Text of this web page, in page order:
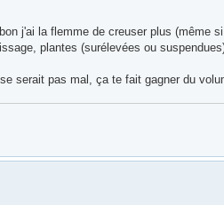
j'ai la flemme de creuser plus (même
plantes (surélevées ou
serait pas mal, ça te fait gagner du